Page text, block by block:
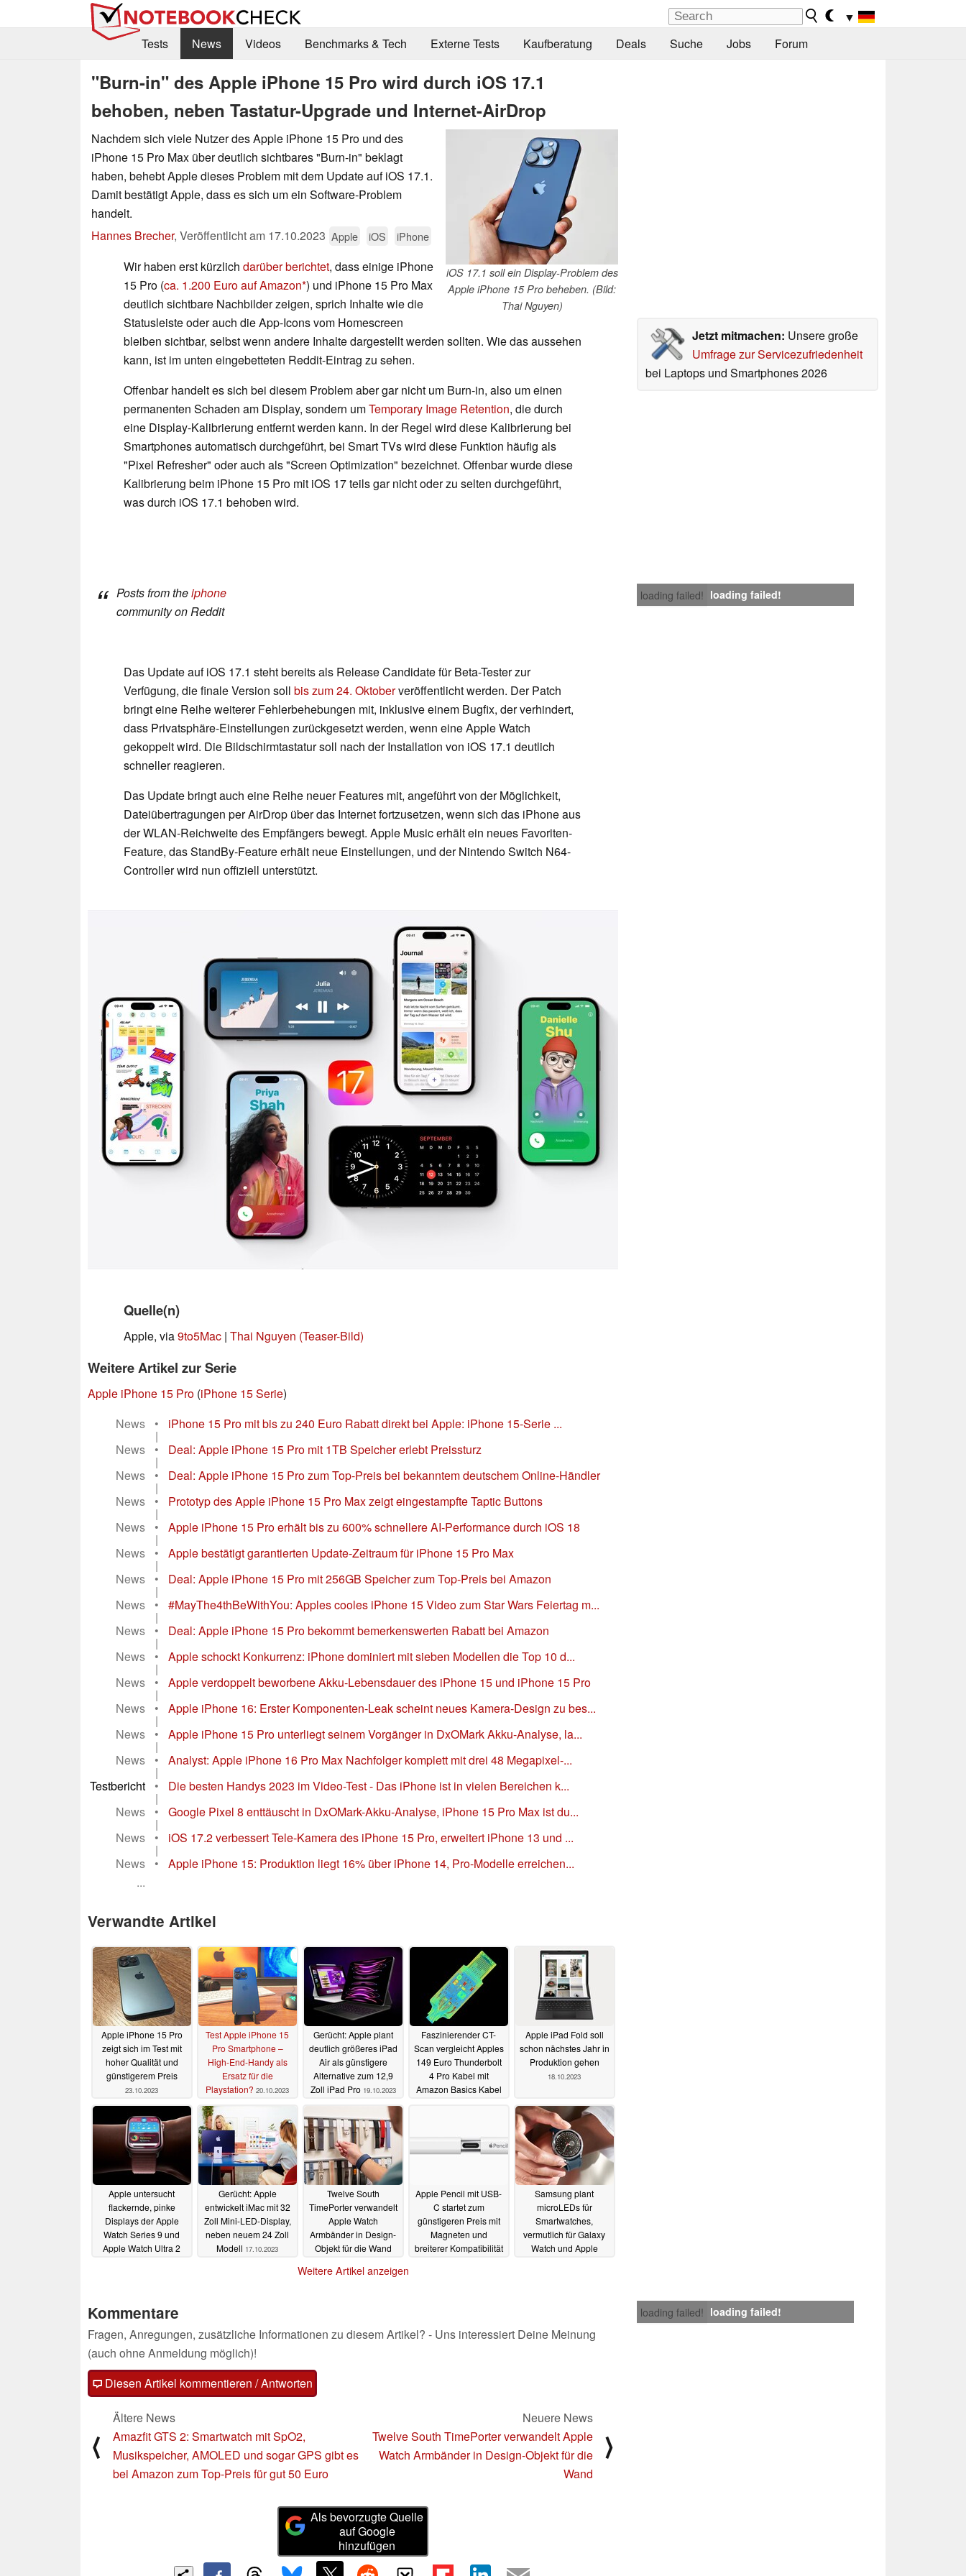
▼
Tests
News Videos Benchmarks & Tech Externe Tests Kaufberatung Deals Suche Jobs Forum
"Burn-in" des Apple iPhone 15 Pro wird durch iOS 17.1
behoben, neben Tastatur-Upgrade und Internet-AirDrop
iOS 17.1 soll ein Display-Problem des
Apple iPhone 15 Pro beheben. (Bild:
Thai Nguyen)
Nachdem sich viele Nutzer des Apple iPhone 15 Pro und des
iPhone 15 Pro Max über deutlich sichtbares "Burn-in" beklagt
haben, behebt Apple dieses Problem mit dem Update auf iOS 17.1.
Damit bestätigt Apple, dass es sich um ein Software-Problem
handelt.
Hannes Brecher, Veröffentlicht am 17.10.2023 Apple iOS iPhone
Jetzt mitmachen: Unsere große
Umfrage zur Servicezufriedenheit
bei Laptops und Smartphones 2026
Wir haben erst kürzlich darüber berichtet, dass einige iPhone
15 Pro (ca. 1.200 Euro auf Amazon ) und iPhone 15 Pro Max
deutlich sichtbare Nachbilder zeigen, sprich Inhalte wie die
Statusleiste oder auch die App-Icons vom Homescreen
bleiben sichtbar, selbst wenn andere Inhalte dargestellt werden sollten. Wie das aussehen
kann, ist im unten eingebetteten Reddit-Eintrag zu sehen.
Offenbar handelt es sich bei diesem Problem aber gar nicht um Burn-in, also um einen
permanenten Schaden am Display, sondern umTemporary Image Retention, die durch
eine Display-Kalibrierung entfernt werden kann. In der Regel wird diese Kalibrierung bei
Smartphones automatisch durchgeführt, bei Smart TVs wird diese Funktion häufig als
"Pixel Refresher" oder auch als "Screen Optimization" bezeichnet. Offenbar wurde diese
Kalibrierung beim iPhone 15 Pro mit iOS 17 teils gar nicht oder zu selten durchgeführt,
was durch iOS 17.1 behoben wird.
loading failed! loading failed!
Posts from theiphone
community on Reddit
Das Update auf iOS 17.1 steht bereits als Release Candidate für Beta-Tester zur
Verfügung, die finale Version soll bis zum 24. Oktoberveröffentlicht werden. Der Patch
bringt eine Reihe weiterer Fehlerbehebungen mit, inklusive einem Bugfix, der verhindert,
dass Privatsphäre-Einstellungen zurückgesetzt werden, wenn eine Apple Watch
gekoppelt wird. Die Bildschirmtastatur soll nach der Installation von iOS 17.1 deutlich
schneller reagieren.
Das Update bringt auch eine Reihe neuer Features mit, angeführt von der Möglichkeit,
Dateiübertragungen per AirDrop über das Internet fortzusetzen, wenn sich das iPhone aus
der WLAN-Reichweite des Empfängers bewegt. Apple Music erhält ein neues Favoriten-
Feature, das StandBy-Feature erhält neue Einstellungen, und der Nintendo Switch N64-
Controller wird nun offiziell unterstützt.
Quelle(n)
Apple, via9to5Mac | Thai Nguyen (Teaser-Bild)
Weitere Artikel zur Serie
Apple iPhone 15 Pro (iPhone 15 Serie)
News
• iPhone 15 Pro mit bis zu 240 Euro Rabatt direkt bei Apple: iPhone 15-Serie ...
|
News
• Deal: Apple iPhone 15 Pro mit 1TB Speicher erlebt Preissturz
|
News
• Deal: Apple iPhone 15 Pro zum Top-Preis bei bekanntem deutschem Online-Händler
|
News
• Prototyp des Apple iPhone 15 Pro Max zeigt eingestampfte Taptic Buttons
|
News
• Apple iPhone 15 Pro erhält bis zu 600% schnellere AI-Performance durch iOS 18
|
News
• Apple bestätigt garantierten Update-Zeitraum für iPhone 15 Pro Max
|
News
• Deal: Apple iPhone 15 Pro mit 256GB Speicher zum Top-Preis bei Amazon
|
News
• #MayThe4thBeWithYou: Apples cooles iPhone 15 Video zum Star Wars Feiertag m...
|
News
• Deal: Apple iPhone 15 Pro bekommt bemerkenswerten Rabatt bei Amazon
|
News
• Apple schockt Konkurrenz: iPhone dominiert mit sieben Modellen die Top 10 d...
|
News
• Apple verdoppelt beworbene Akku-Lebensdauer des iPhone 15 und iPhone 15 Pro
|
News
• Apple iPhone 16: Erster Komponenten-Leak scheint neues Kamera-Design zu bes...
|
News
• Apple iPhone 15 Pro unterliegt seinem Vorgänger in DxOMark Akku-Analyse, la...
|
News
• Analyst: Apple iPhone 16 Pro Max Nachfolger komplett mit drei 48 Megapixel-...
|
Testbericht
• Die besten Handys 2023 im Video-Test - Das iPhone ist in vielen Bereichen k...
|
News
• Google Pixel 8 enttäuscht in DxOMark-Akku-Analyse, iPhone 15 Pro Max ist du...
|
News
• iOS 17.2 verbessert Tele-Kamera des iPhone 15 Pro, erweitert iPhone 13 und ...
|
News
•
Apple iPhone 15: Produktion liegt 16% über iPhone 14, Pro-Modelle erreichen...
...
Verwandte Artikel
Apple iPhone 15 Pro
zeigt sich im Test mit
hoher Qualität und
günstigerem Preis
23.10.2023
Test Apple iPhone 15
Pro Smartphone –
High-End-Handy als
Ersatz für die
Playstation? 20.10.2023
Gerücht: Apple plant
deutlich größeres iPad
Air als günstigere
Alternative zum 12,9
Zoll iPad Pro 19.10.2023
Faszinierender CT-
Scan vergleicht Apples
149 Euro Thunderbolt
4 Pro Kabel mit
Amazon Basics Kabel
Apple iPad Fold soll
schon nächstes Jahr in
Produktion gehen
18.10.2023
Apple untersucht
flackernde, pinke
Displays der Apple
Watch Series 9 und
Apple Watch Ultra 2
Gerücht: Apple
entwickelt iMac mit 32
Zoll Mini-LED-Display,
neben neuem 24 Zoll
Modell 17.10.2023
Twelve South
TimePorter verwandelt
Apple Watch
Armbänder in Design-
Objekt für die Wand
Apple Pencil mit USB-
C startet zum
günstigeren Preis mit
Magneten und
breiterer Kompatibilität
Samsung plant
microLEDs für
Smartwatches,
vermutlich für Galaxy
Watch und Apple
Weitere Artikel anzeigen
loading failed! loading failed!
Kommentare
Fragen, Anregungen, zusätzliche Informationen zu diesem Artikel? - Uns interessiert Deine Meinung
(auch ohne Anmeldung möglich)!
Diesen Artikel kommentieren / Antworten
⟨
Ältere News
Amazfit GTS 2: Smartwatch mit SpO2,
Musikspeicher, AMOLED und sogar GPS gibt es
bei Amazon zum Top-Preis für gut 50 Euro
Neuere News
Twelve South TimePorter verwandelt Apple
Watch Armbänder in Design-Objekt für die
Wand
⟩
Als bevorzugte Quelle
auf Google
hinzufügen